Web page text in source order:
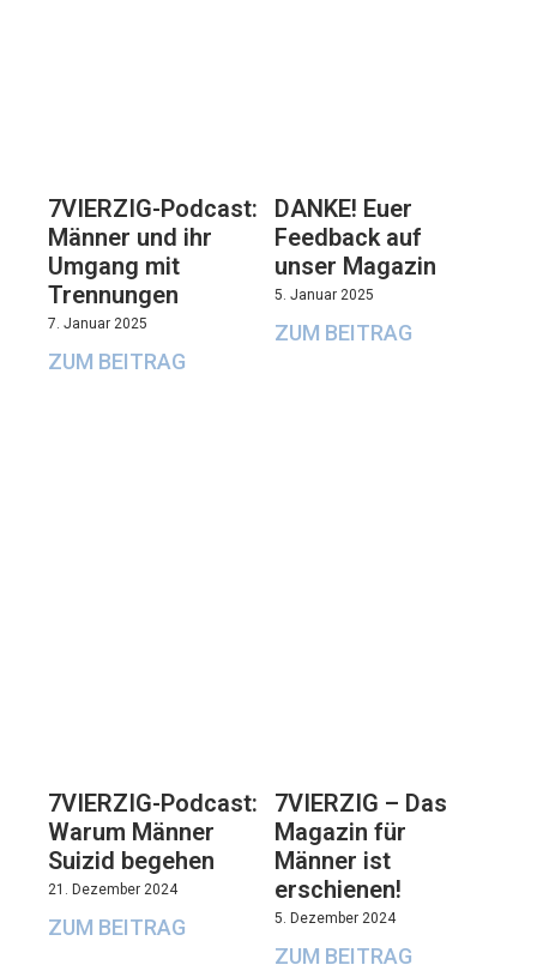
7VIERZIG-Podcast:
Männer und ihr
Umgang mit
Trennungen
7. Januar 2025
ZUM BEITRAG
DANKE! Euer
Feedback auf
unser Magazin
5. Januar 2025
ZUM BEITRAG
7VIERZIG-Podcast:
Warum Männer
Suizid begehen
21. Dezember 2024
ZUM BEITRAG
7VIERZIG – Das
Magazin für
Männer ist
erschienen!
5. Dezember 2024
ZUM BEITRAG